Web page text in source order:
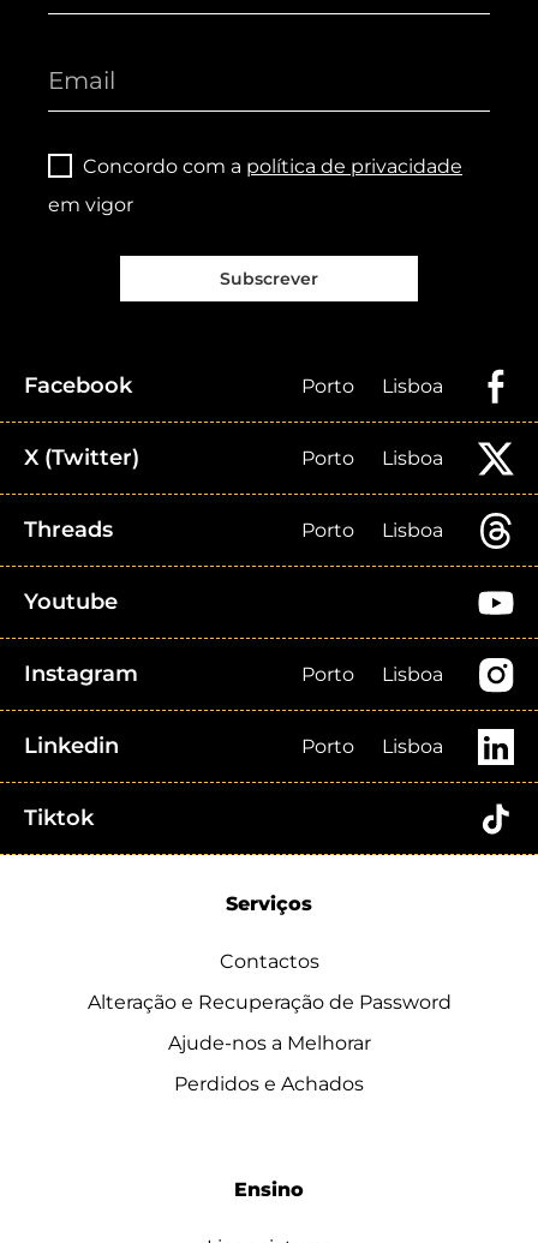
Concordo com a política de privacidade
em vigor
Subscrever
Facebook Porto Lisboa
X (Twitter) Porto Lisboa
Threads Porto Lisboa
Youtube
Instagram Porto Lisboa
Linkedin Porto Lisboa
Tiktok
Serviços
Contactos
Alteração e Recuperação de Password
Ajude-nos a Melhorar
Perdidos e Achados
Ensino